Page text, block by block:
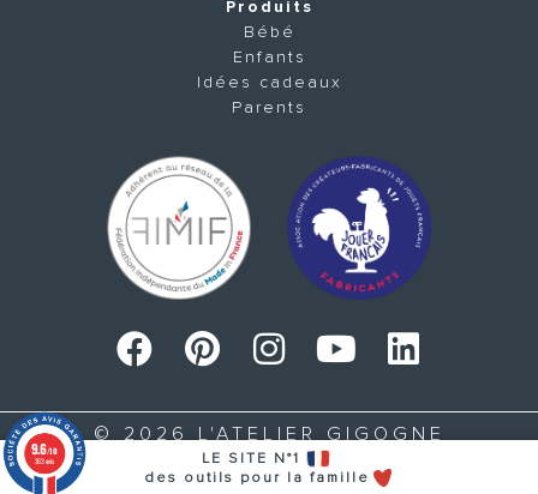
LE SITE N°1
des outils pour la famille
Produits
Bébé
Enfants
Idées cadeaux
Parents
© 2026 L'ATELIER GIGOGNE
9.6/10
363 avis